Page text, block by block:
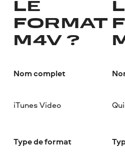
LE
FORMAT
M4V ?
Nom complet
iTunes Video
Type de format